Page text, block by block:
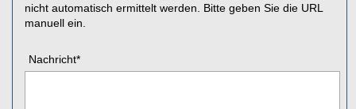
nicht automatisch ermittelt werden. Bitte geben Sie die URL
manuell ein.
Nachricht*